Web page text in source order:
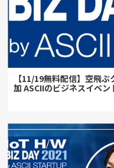
【11/19無料配信】空飛
加 ASCIIのビジネスイベン